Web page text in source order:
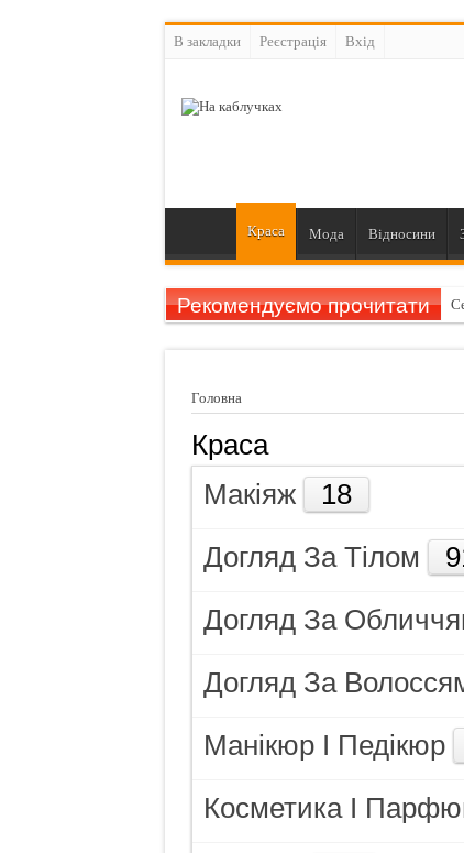
В закладки Реєстрація Вхiд
Краса Мода Відносини
Рекомендуємо прочитати
Головна
Краса
Макiяж
18
Догляд За Тiлом
Догляд За
Догляд За
Манiкюр I Педiкюр
Косметика I